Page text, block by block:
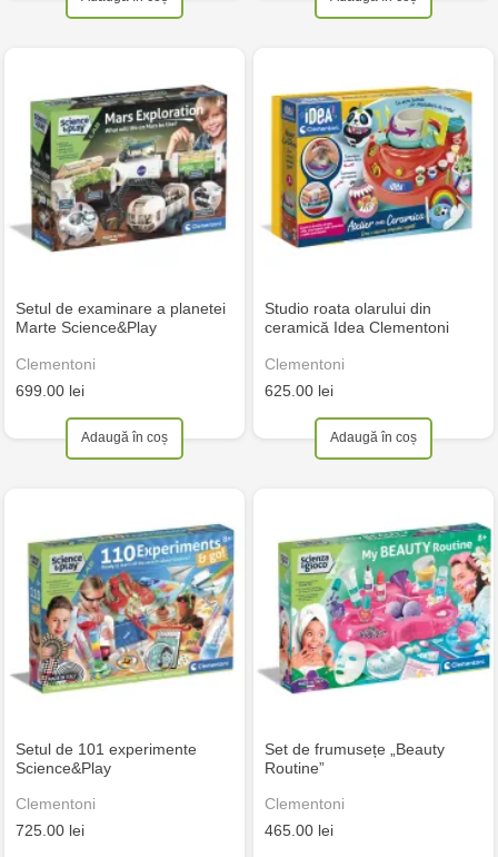
Setul de examinare a planetei
Marte Science&Play
Clementoni
699.00 lei
Adaugă în coș
Studio roata olarului din
ceramică Idea Clementoni
Clementoni
625.00 lei
Adaugă în coș
Setul de 101 experimente
Science&Play
Clementoni
725.00 lei
Set de frumusețe „Beauty
Routine”
Clementoni
465.00 lei